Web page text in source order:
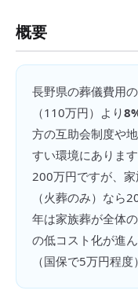
概要
長野県の葬儀費用
（110万円）より
方の互助会制度や
すい環境にありま
200万円ですが、
（火葬のみ）なら
年は家族葬が全体
の低コスト化が進
（国保で5万円程